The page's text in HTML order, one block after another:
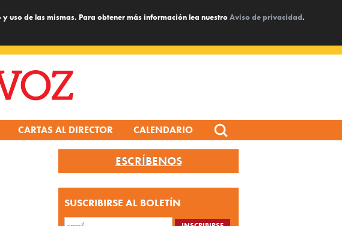
uso de las mismas. Para obtener más información lea nuestroAviso de privacidad.
CARTAS AL DIRECTOR CALENDARIO
Search
for:
ESCRÍBENOS
SUSCRIBIRSE AL BOLETÍN